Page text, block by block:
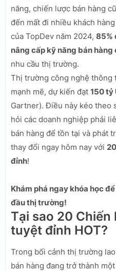
năng, chiến lược bán hàng
đến mất đi nhiều khách
của TopDev năm 2024, 85%
nâng cấp kỹ năng bán hàng
nhu cầu thị trường.
Thị trường công nghệ thông
mạnh mẽ, dự kiến đạt 150 tỷ
Gartner). Điều này kéo theo
hỏi các doanh nghiệp phải
bán hàng để tồn tại và phát
thay đổi ngay hôm nay với
đỉnh!
Khám phá ngay khóa học
đầu thị trường!
Tại sao 20
tuyệt đỉnh HOT?
Trong bối cảnh thị trường
bán hàng đang trở thành